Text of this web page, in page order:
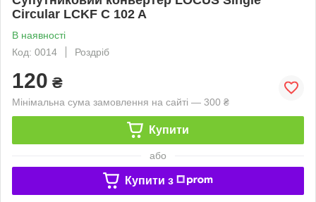
Circular LCKF C 102 A
В наявності
Код: 0014
Роздріб
120 ₴
Мінімальна сума замовлення на сайті — 300 ₴
Купити
або
Купити з